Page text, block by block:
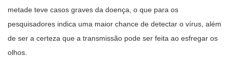
metade teve casos graves da doença, o que para os
pesquisadores indica uma maior chance de detectar o vírus, além
de ser a certeza que a transmissão pode ser feita ao esfregar os
olhos.